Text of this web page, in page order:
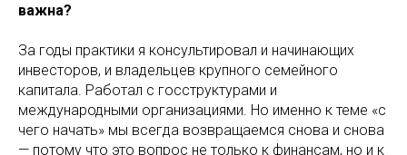
важна?
За годы практики я консультировал и начинающих
инвесторов, и владельцев крупного семейного
капитала. Работал с госструктурами и
международными организациями. Но именно к теме «с
чего начать» мы всегда возвращаемся снова и снова
— потому что это вопрос не только к финансам, но и к